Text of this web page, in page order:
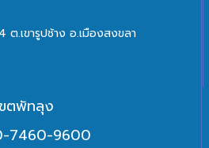
.เขารูปช้าง อ.เมืองสงขลา
ตพัทลุง
7460-9600